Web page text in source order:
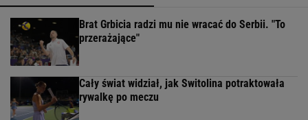
Brat Grbicia radzi mu nie wracać do Serbii. "To
przerażające"
Cały świat widział, jak Switolina potraktowała
rywalkę po meczu